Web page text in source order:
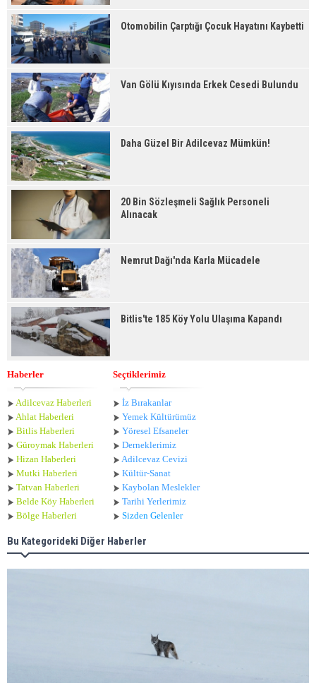
Otomobilin Çarptığı Çocuk Hayatını Kaybetti
Van Gölü Kıyısında Erkek Cesedi Bulundu
Daha Güzel Bir Adilcevaz Mümkün!
20 Bin Sözleşmeli Sağlık Personeli
Alınacak
Nemrut Dağı'nda Karla Mücadele
Bitlis'te 185 Köy Yolu Ulaşıma Kapandı
Haberler
Adilcevaz Haberleri
Ahlat Haberleri
Bitlis Haberleri
Güroymak Haberleri
Hizan Haberleri
Mutki Haberleri
Tatvan Haberleri
Belde Köy Haberleri
Bölge Haberleri
Seçtiklerimiz
İz Bırakanlar
Yemek Kültürümüz
Yöresel Efsaneler
Derneklerimiz
Adilcevaz Cevizi
Kültür-Sanat
Kaybolan Meslekler
Tarihi Yerlerimiz
Sizden Gelenler
Bu Kategorideki Diğer Haberler